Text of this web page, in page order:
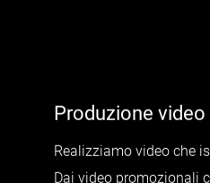
Produzione video
Realizziamo video che
Dai video promozionali